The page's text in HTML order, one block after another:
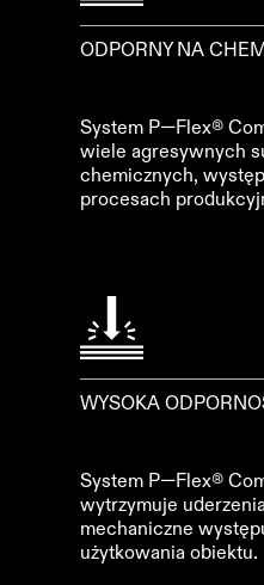
ODPORNY NA
System P—Flex®
wiele agresywnych
chemicznych,
procesach
WYSOKA
System P—Flex®
wytrzymuje
mechaniczne
użytkowania obiektu.